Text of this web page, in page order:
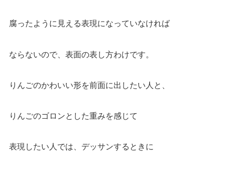
腐ったように見える表現になっていなければ
ならないので、表面の表し方わけです。
りんごのかわいい形を前面に出したい人と、
りんごのゴロンとした重みを感じて
表現したい人では、デッサンするときに